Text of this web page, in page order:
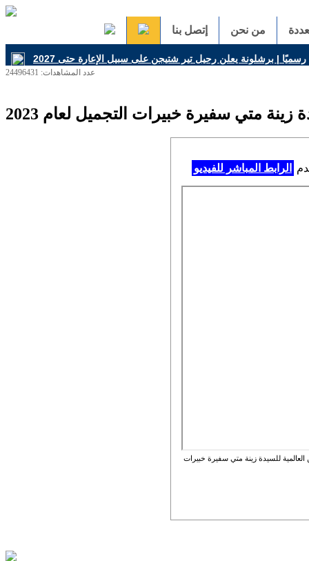
من نحن إتصل بنا
عدد المشاهدات: 24496431
متي سفيرة خبيرات التجميل لعام 2023
الرابط المباشر للفيديو
للسيدة زينة متي سفيرة خبيرات